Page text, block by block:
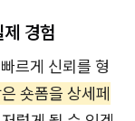
경험
르게 신뢰를 형
숏폼을 상세페